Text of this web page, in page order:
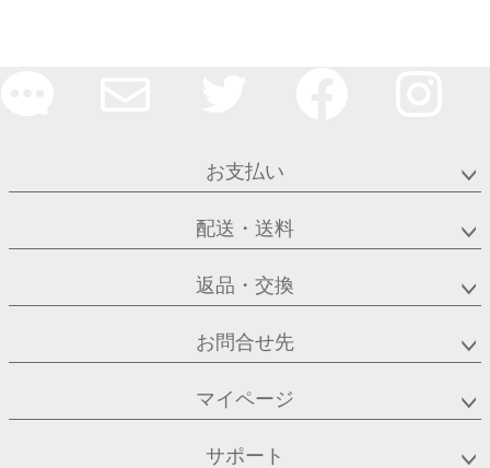
お支払い
配送・送料
返品・交換
お問合せ先
マイページ
サポート